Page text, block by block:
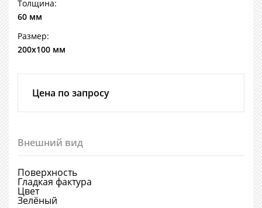
Толщина:
60 мм
Размер:
200х100 мм
Цена по запросу
Внешний вид
Поверхность
Гладкая фактура
Цвет
Зелёный